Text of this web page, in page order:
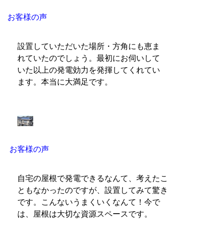
お客様の声
設置していただいた場所・方角にも恵ま
れていたのでしょう。最初にお伺いして
いた以上の発電効力を発揮してくれてい
ます。本当に大満足です。
お客様の声
自宅の屋根で発電できるなんて、考えたこ
ともなかったのですが、設置してみて驚き
です。こんないうまくいくなんて！今で
は、屋根は大切な資源スペースです。